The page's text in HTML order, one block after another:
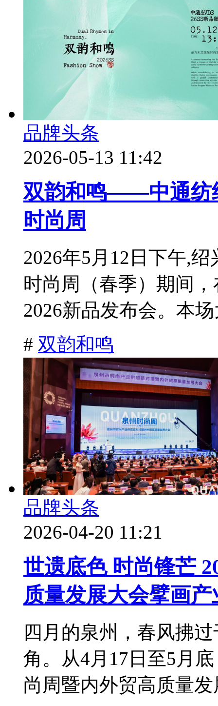
品牌头条
2026-05-13 11:42
双韵和鸣——中通纺
时尚周
2026年5月12日下午,
时尚周（春季）期间
2026新品发布会。本
# 双韵和鸣
品牌头条
2026-04-20 11:21
世遗底色 时尚锋芒
质量发展大会擘画
四月的泉州，春风拂
角。从4月17日至5月
尚周暨内外贸高质量